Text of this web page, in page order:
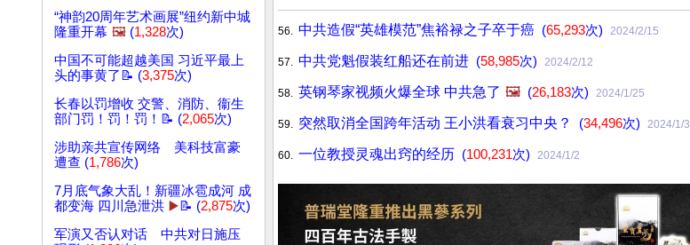
“神韵20周年艺术画展”纽约新中城
隆重开幕 🖼️ (1,328次)
中国不可能超越美国 习近平最上
头的事黄了📝 (3,375次)
长春以罚增收 交警、消防、衞生
部门罚！罚！罚！📝 (2,065次)
涉助亲共宣传网络 美科技富豪
遭查 (1,786次)
7月底气象大乱！新疆冰雹成河 成
都变海 四川急泄洪 ▶️📝 (2,875次)
军演又否认对话 中共对日施压
56. 中共造假“英雄模范”焦裕禄之子卒于癌 (65,293次) 2024/2/15
57. 中共党魁假装红船还在前进 (58,985次) 2024/2/12
58. 英钢琴家视频火爆全球 中共急了 🖼️ (26,183次) 2024/1/25
59. 突然取消全国跨年活动 王小洪看衰习中央？ (34,496次) 2024/1/3
60. 一位教授灵魂出窍的经历 (100,231次) 2024/1/2